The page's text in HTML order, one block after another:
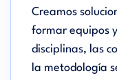
Creamos
formar equipos
disciplinas, las
la metodología